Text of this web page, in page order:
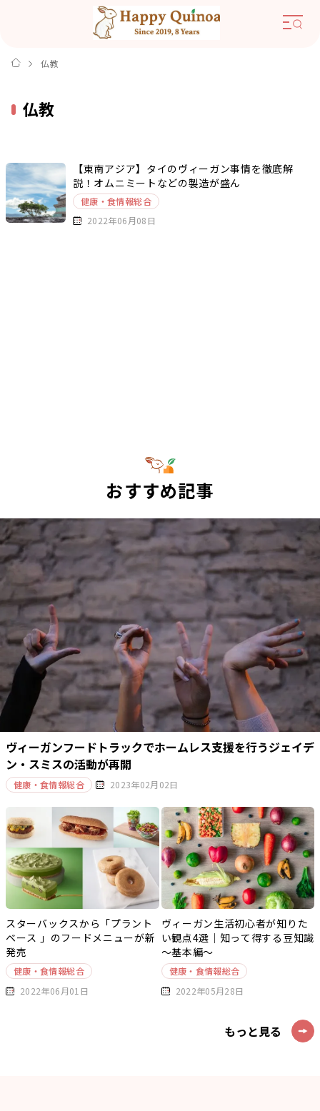
仏教
仏教
【東南アジア】タイのヴィーガン事情を徹底解
説！オムニミートなどの製造が盛ん
健康・食情報総合
2022年06月08日
おすすめ記事
ヴィーガンフードトラックでホームレス支援を行うジェイデ
ン・スミスの活動が再開
健康・食情報総合 2023年02月02日
スターバックスから「プラント
ベース 」のフードメニューが新
発売
健康・食情報総合
2022年06月01日
ヴィーガン生活初心者が知りた
い観点4選｜知って得する豆知識
～基本編～
健康・食情報総合
2022年05月28日
もっと見る